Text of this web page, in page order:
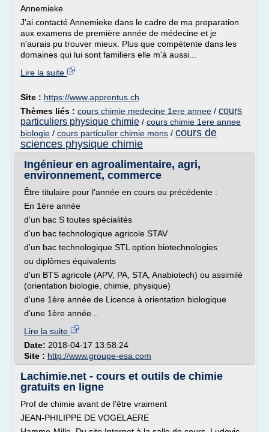
Annemieke
J'ai contacté Annemieke dans le cadre de ma preparation
aux examens de première année de médecine et je
n'aurais pu trouver mieux. Plus que compétente dans les
domaines qui lui sont familiers elle m'à aussi...
Lire la suite
Site : https://www.apprentus.ch
Thèmes liés : cours chimie medecine 1ere annee / cours
particuliers physique chimie / cours chimie 1ere annee
biologie / cours particulier chimie mons / cours de
sciences physique chimie
Ingénieur en agroalimentaire, agri,
environnement, commerce
Être titulaire pour l'année en cours ou précédente :
En 1ère année
d'un bac S toutes spécialités
d'un bac technologique agricole STAV
d'un bac technologique STL option biotechnologies
ou diplômes équivalents
d'un BTS agricole (APV, PA, STA, Anabiotech) ou assimilé
(orientation biologie, chimie, physique)
d'une 1ère année de Licence à orientation biologique
d'une 1ère année...
Lire la suite
Date: 2018-04-17 13:58:24
Site : http://www.groupe-esa.com
Lachimie.net - cours et outils de chimie
gratuits en ligne
Prof de chimie avant de l'être vraiment
JEAN-PHILIPPE DE VOGELAERE